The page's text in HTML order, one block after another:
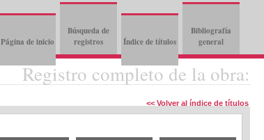
Página de inicio
Búsqueda de
registros
Índice de títulos
Bibliografía
general
Registro completo de la obra:
<< Volver al índice de títulos